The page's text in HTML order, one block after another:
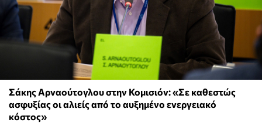
Σάκης Αρναούτογλου στην Κομισιόν: «Σε καθεστώς
ασφυξίας οι αλιείς από το αυξημένο ενεργειακό
κόστος»